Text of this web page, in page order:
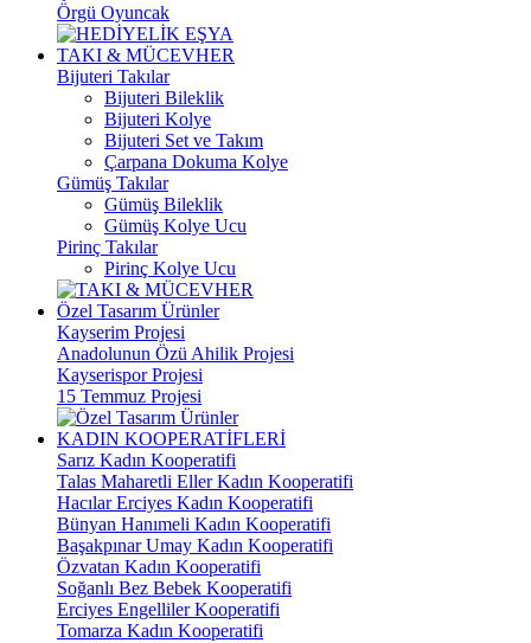
Örgü Oyuncak
TAKI & MÜCEVHER
Bijuteri Takılar
Bijuteri Bileklik
Bijuteri Kolye
Bijuteri Set ve Takım
Çarpana Dokuma Kolye
Gümüş Takılar
Gümüş Bileklik
Gümüş Kolye Ucu
Pirinç Takılar
Pirinç Kolye Ucu
Özel Tasarım Ürünler
Kayserim Projesi
Anadolunun Özü Ahilik Projesi
Kayserispor Projesi
15 Temmuz Projesi
KADIN KOOPERATİFLERİ
Sarız Kadın Kooperatifi
Talas Maharetli Eller Kadın Kooperatifi
Hacılar Erciyes Kadın Kooperatifi
Bünyan Hanımeli Kadın Kooperatifi
Başakpınar Umay Kadın Kooperatifi
Özvatan Kadın Kooperatifi
Soğanlı Bez Bebek Kooperatifi
Erciyes Engelliler Kooperatifi
Tomarza Kadın Kooperatifi